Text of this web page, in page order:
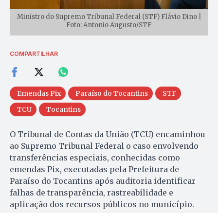
Ministro do Supremo Tribunal Federal (STF) Flávio Dino |
Foto: Antonio Augusto/STF
COMPARTILHAR
Emendas Pix Paraíso do Tocantins
STF
TCU
Tocantins
O Tribunal de Contas da União (TCU) encaminhou
ao Supremo Tribunal Federal o caso envolvendo
transferências especiais, conhecidas como
emendas Pix, executadas pela Prefeitura de
Paraíso do Tocantins após auditoria identificar
falhas de transparência, rastreabilidade e
aplicação dos recursos públicos no município.